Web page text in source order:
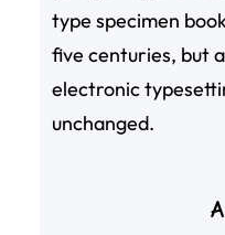
type specimen
five centuries, but
electronic
unchanged.